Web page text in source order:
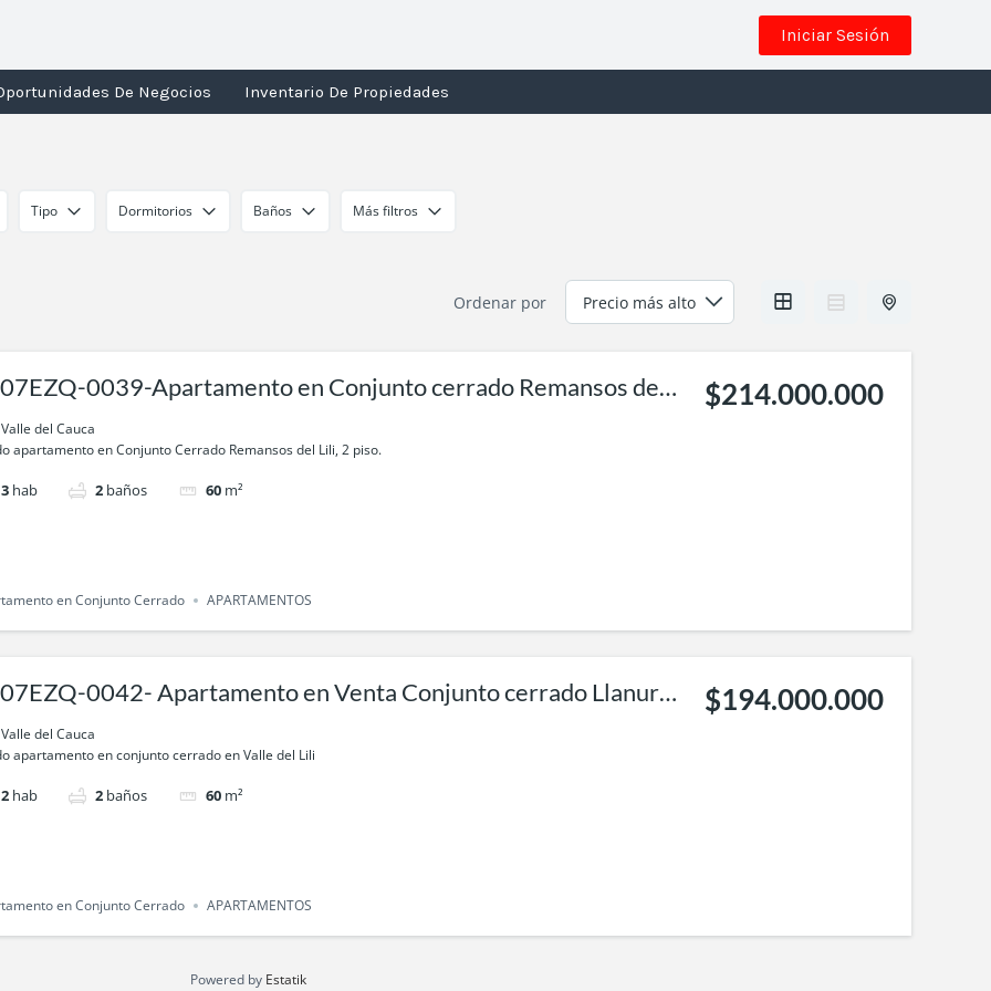
Iniciar Sesión
De Negocios Inventario De Propiedades
Tipo Dormitorios Baños Más filtros
Ordenar por
0039-Apartamento en Conjunto cerrado Remansos del
en Valle de Lili, Cali
del Cauca
apartamento en Conjunto Cerrado Remansos del Lili, 2 piso.
3 hab 2 baños 60 m²
$214.000.000
en Conjunto Cerrado APARTAMENTOS
0042- Apartamento en Venta Conjunto cerrado Llanura
Viento-en Valle de Lili, Cali
del Cauca
apartamento en conjunto cerrado en Valle del Lili
2 hab 2 baños 60 m²
$194.000.000
en Conjunto Cerrado APARTAMENTOS
Powered by Estatik